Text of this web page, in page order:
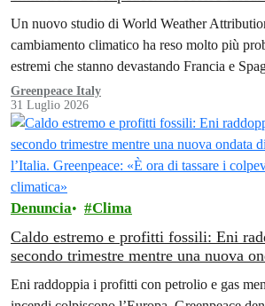
Un nuovo studio di World Weather
cambiamento climatico ha reso molto più
estremi che stanno devastando Francia e
Greenpeace Italy
31 Luglio 2026
Denuncia Clima
Caldo estremo e profitti fossili: Eni
secondo trimestre mentre una nuova
della crisi climatica»
Eni raddoppia i profitti con petrolio e gas